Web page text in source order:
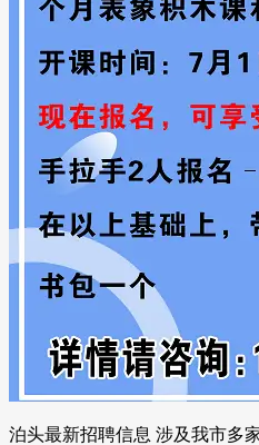
泊头最新招聘信息 涉及我市多